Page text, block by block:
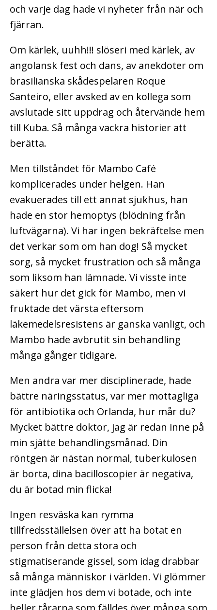
och varje dag hade vi nyheter från när och
fjärran.
Om kärlek, uuhh!!! slöseri med kärlek, av
angolansk fest och dans, av anekdoter om
brasilianska skådespelaren Roque
Santeiro, eller avsked av en kollega som
avslutade sitt uppdrag och återvände hem
till Kuba. Så många vackra historier att
berätta.
Men tillståndet för Mambo Café
komplicerades under helgen. Han
evakuerades till ett annat sjukhus, han
hade en stor hemoptys (blödning från
luftvägarna). Vi har ingen bekräftelse men
det verkar som om han dog! Så mycket
sorg, så mycket frustration och så många
som liksom han lämnade. Vi visste inte
säkert hur det gick för Mambo, men vi
fruktade det värsta eftersom
läkemedelsresistens är ganska vanligt, och
Mambo hade avbrutit sin behandling
många gånger tidigare.
Men andra var mer disciplinerade, hade
bättre näringsstatus, var mer mottagliga
för antibiotika och Orlanda, hur mår du?
Mycket bättre doktor, jag är redan inne på
min sjätte behandlingsmånad. Din
röntgen är nästan normal, tuberkulosen
är borta, dina bacilloscopier är negativa,
du är botad min flicka!
Ingen resväska kan rymma
tillfredsställelsen över att ha botat en
person från detta stora och
stigmatiserande gissel, som idag drabbar
så många människor i världen. Vi glömmer
inte glädjen hos dem vi botade, och inte